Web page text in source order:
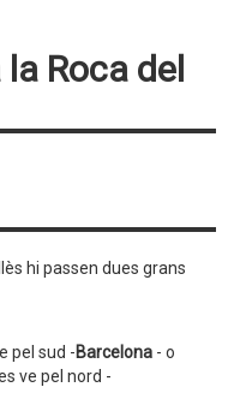
Roca del
hi passen dues grans
pel sud -Barcelona - o
ve pel nord -